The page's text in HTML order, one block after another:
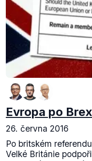
Evropa po
26. června 2016
Po britském
Velké Británie